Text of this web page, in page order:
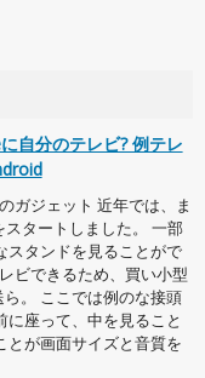
自分のテレビ? 例テレ
ガジェット 近年では、ま
タートしました。 一部
スタンドを見ることがで
ビできるため、買い小型
。 ここでは例のな接頭
座って、中を見ること
とが画面サイズと音質を